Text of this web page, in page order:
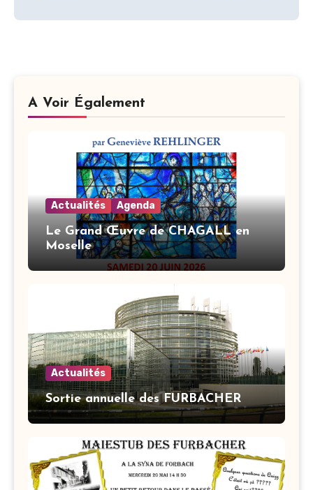
l’article
A Voir Également
Actualités Agenda
Le Grand Œuvre de CHAGALL en
Moselle
Actualités
Sortie annuelle des FURBACHER